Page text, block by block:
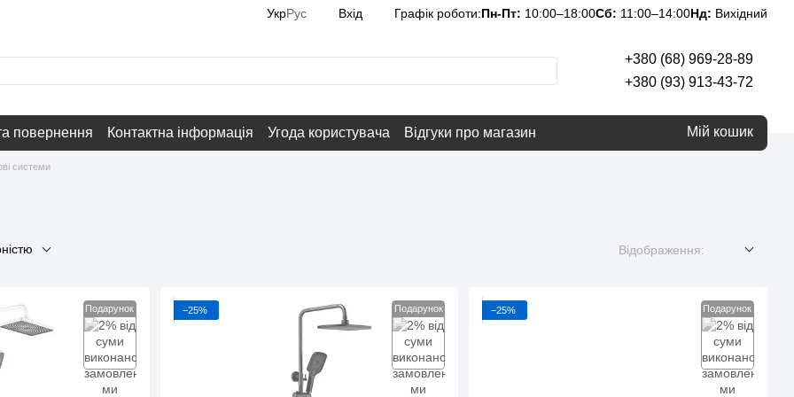
УкрРус Вхід Графік роботи:Пн-Пт: 10:00–18:00Сб: 11:00–14:00Нд: Вихідний
+380 (68) 969-28-89
+380 (93) 913-43-72
повернення Контактна інформація Угода користувача Відгуки про магазин Мій кошик
системи
Відображення:
Подарунок Подарунок
−25% Подарунок
−25%